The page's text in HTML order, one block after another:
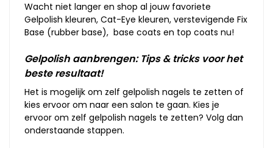
Wacht niet langer en shop al jouw favoriete
Gelpolish kleuren, Cat-Eye kleuren, verstevigende Fix
Base (rubber base), base coats en top coats nu!
Gelpolish aanbrengen: Tips & tricks voor het
beste resultaat!
Het is mogelijk om zelf gelpolish nagels te zetten of
kies ervoor om naar een salon te gaan. Kies je
ervoor om zelf gelpolish nagels te zetten? Volg dan
onderstaande stappen.